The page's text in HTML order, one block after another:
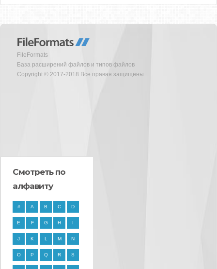
FileFormats
База расширений файлов и типов файлов
Copyright © 2017-2018 Все правая защищены
Смотреть по
алфавиту
# A B C D
E F G H I
J K L M N
O P Q R S